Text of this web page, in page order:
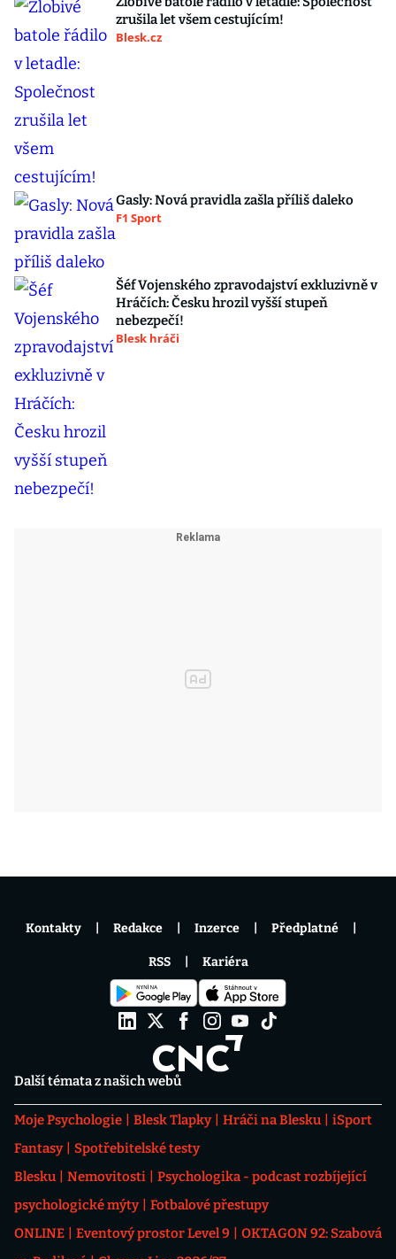
Zlobivé batole řádilo v letadle: Společnost
zrušila let všem cestujícím!
Blesk.cz
Gasly: Nová pravidla zašla příliš daleko
F1 Sport
Šéf Vojenského zpravodajství exkluzivně v
Hráčích: Česku hrozil vyšší stupeň
nebezpečí!
Blesk hráči
Další témata z našich webů
Moje Psychologie Blesk Tlapky Hráči na Blesku
iSport
Fantasy
Spotřebitelské testy
Blesku
Nemovitosti
Psychologika - podcast rozbíjející
psychologické mýty
Fotbalové přestupy
ONLINE
Eventový prostor Level 9
OKTAGON 92: Szabová
Kontakty Redakce Inzerce Předplatné
RSS Kariéra